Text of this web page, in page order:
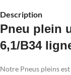
Description
Pneu plein
6,1/B34
Notre Pneus pleins